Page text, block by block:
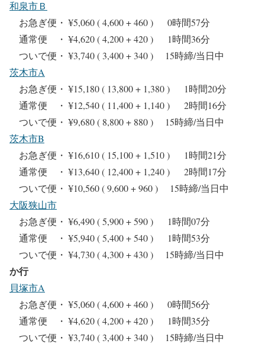
和泉市Ｂ
お急ぎ便・ ¥5,060 ( 4,600 + 460 ) 0時間57分
通常便 ・ ¥4,620 ( 4,200 + 420 ) 1時間36分
ついで便・ ¥3,740 ( 3,400 + 340 ) 15時締/当日中
茨木市A
お急ぎ便・ ¥15,180 ( 13,800 + 1,380 ) 1時間20分
通常便 ・ ¥12,540 ( 11,400 + 1,140 ) 2時間16分
ついで便・ ¥9,680 ( 8,800 + 880 ) 15時締/当日中
茨木市B
お急ぎ便・ ¥16,610 ( 15,100 + 1,510 ) 1時間21分
通常便 ・ ¥13,640 ( 12,400 + 1,240 ) 2時間17分
ついで便・ ¥10,560 ( 9,600 + 960 ) 15時締/当日中
大阪狭山市
お急ぎ便・ ¥6,490 ( 5,900 + 590 ) 1時間07分
通常便 ・ ¥5,940 ( 5,400 + 540 ) 1時間53分
ついで便・ ¥4,730 ( 4,300 + 430 ) 15時締/当日中
か行
貝塚市A
お急ぎ便・ ¥5,060 ( 4,600 + 460 ) 0時間56分
通常便 ・ ¥4,620 ( 4,200 + 420 ) 1時間35分
ついで便・ ¥3,740 ( 3,400 + 340 ) 15時締/当日中